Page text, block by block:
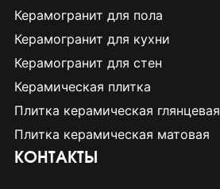
Керамогранит для пола
Керамогранит для кухни
Керамогранит для стен
Керамическая плитка
Плитка керамическая глянцевая
Плитка керамическая матовая
КОНТАКТЫ